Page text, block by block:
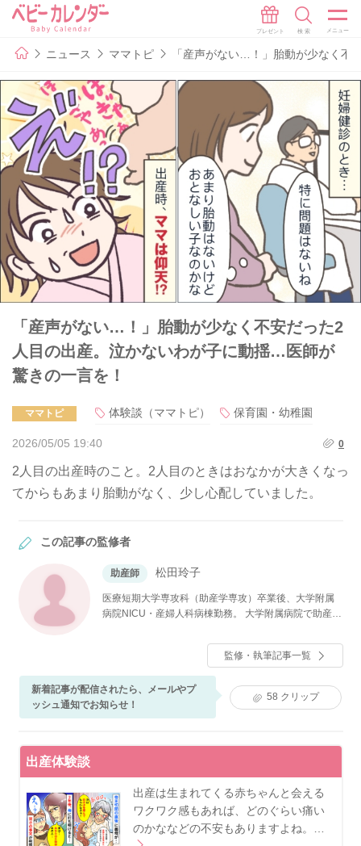
ニュース ママトピ 「産声がない…！」胎動が少なく
「産声がない…！」胎動が少なく不安だった2
人目の出産。泣かないわが子に動揺…医師が
驚きの一言を！
ママトピ 体験談（ママトピ） 保育園・幼稚園
2026/05/05 19:40 0
2人目の出産時のこと。2人目のときはおなかが大きくなっ
てからもあまり胎動がなく、少し心配していました。
この記事の監修者
助産師 松田玲子
医療短期大学専攻科（助産学専攻）卒業後、大学附属
病院NICU・産婦人科病棟勤務。 大学附属病院で助産師
程修了。その後、私立大学看護学部母性看護学助教を
経て、現在ベビーカレンダーで医療系の記事執筆・監
修に携わる。
監修・執筆記事一覧
新着記事が配信されたら、メールやプ
ッシュ通知でお知らせ！
58 クリップ
出産体験談
出産は生まれてくる赤ちゃんと会える
ワクワク感もあれば、どのぐらい痛い
のかななどの不安もありますよね。…